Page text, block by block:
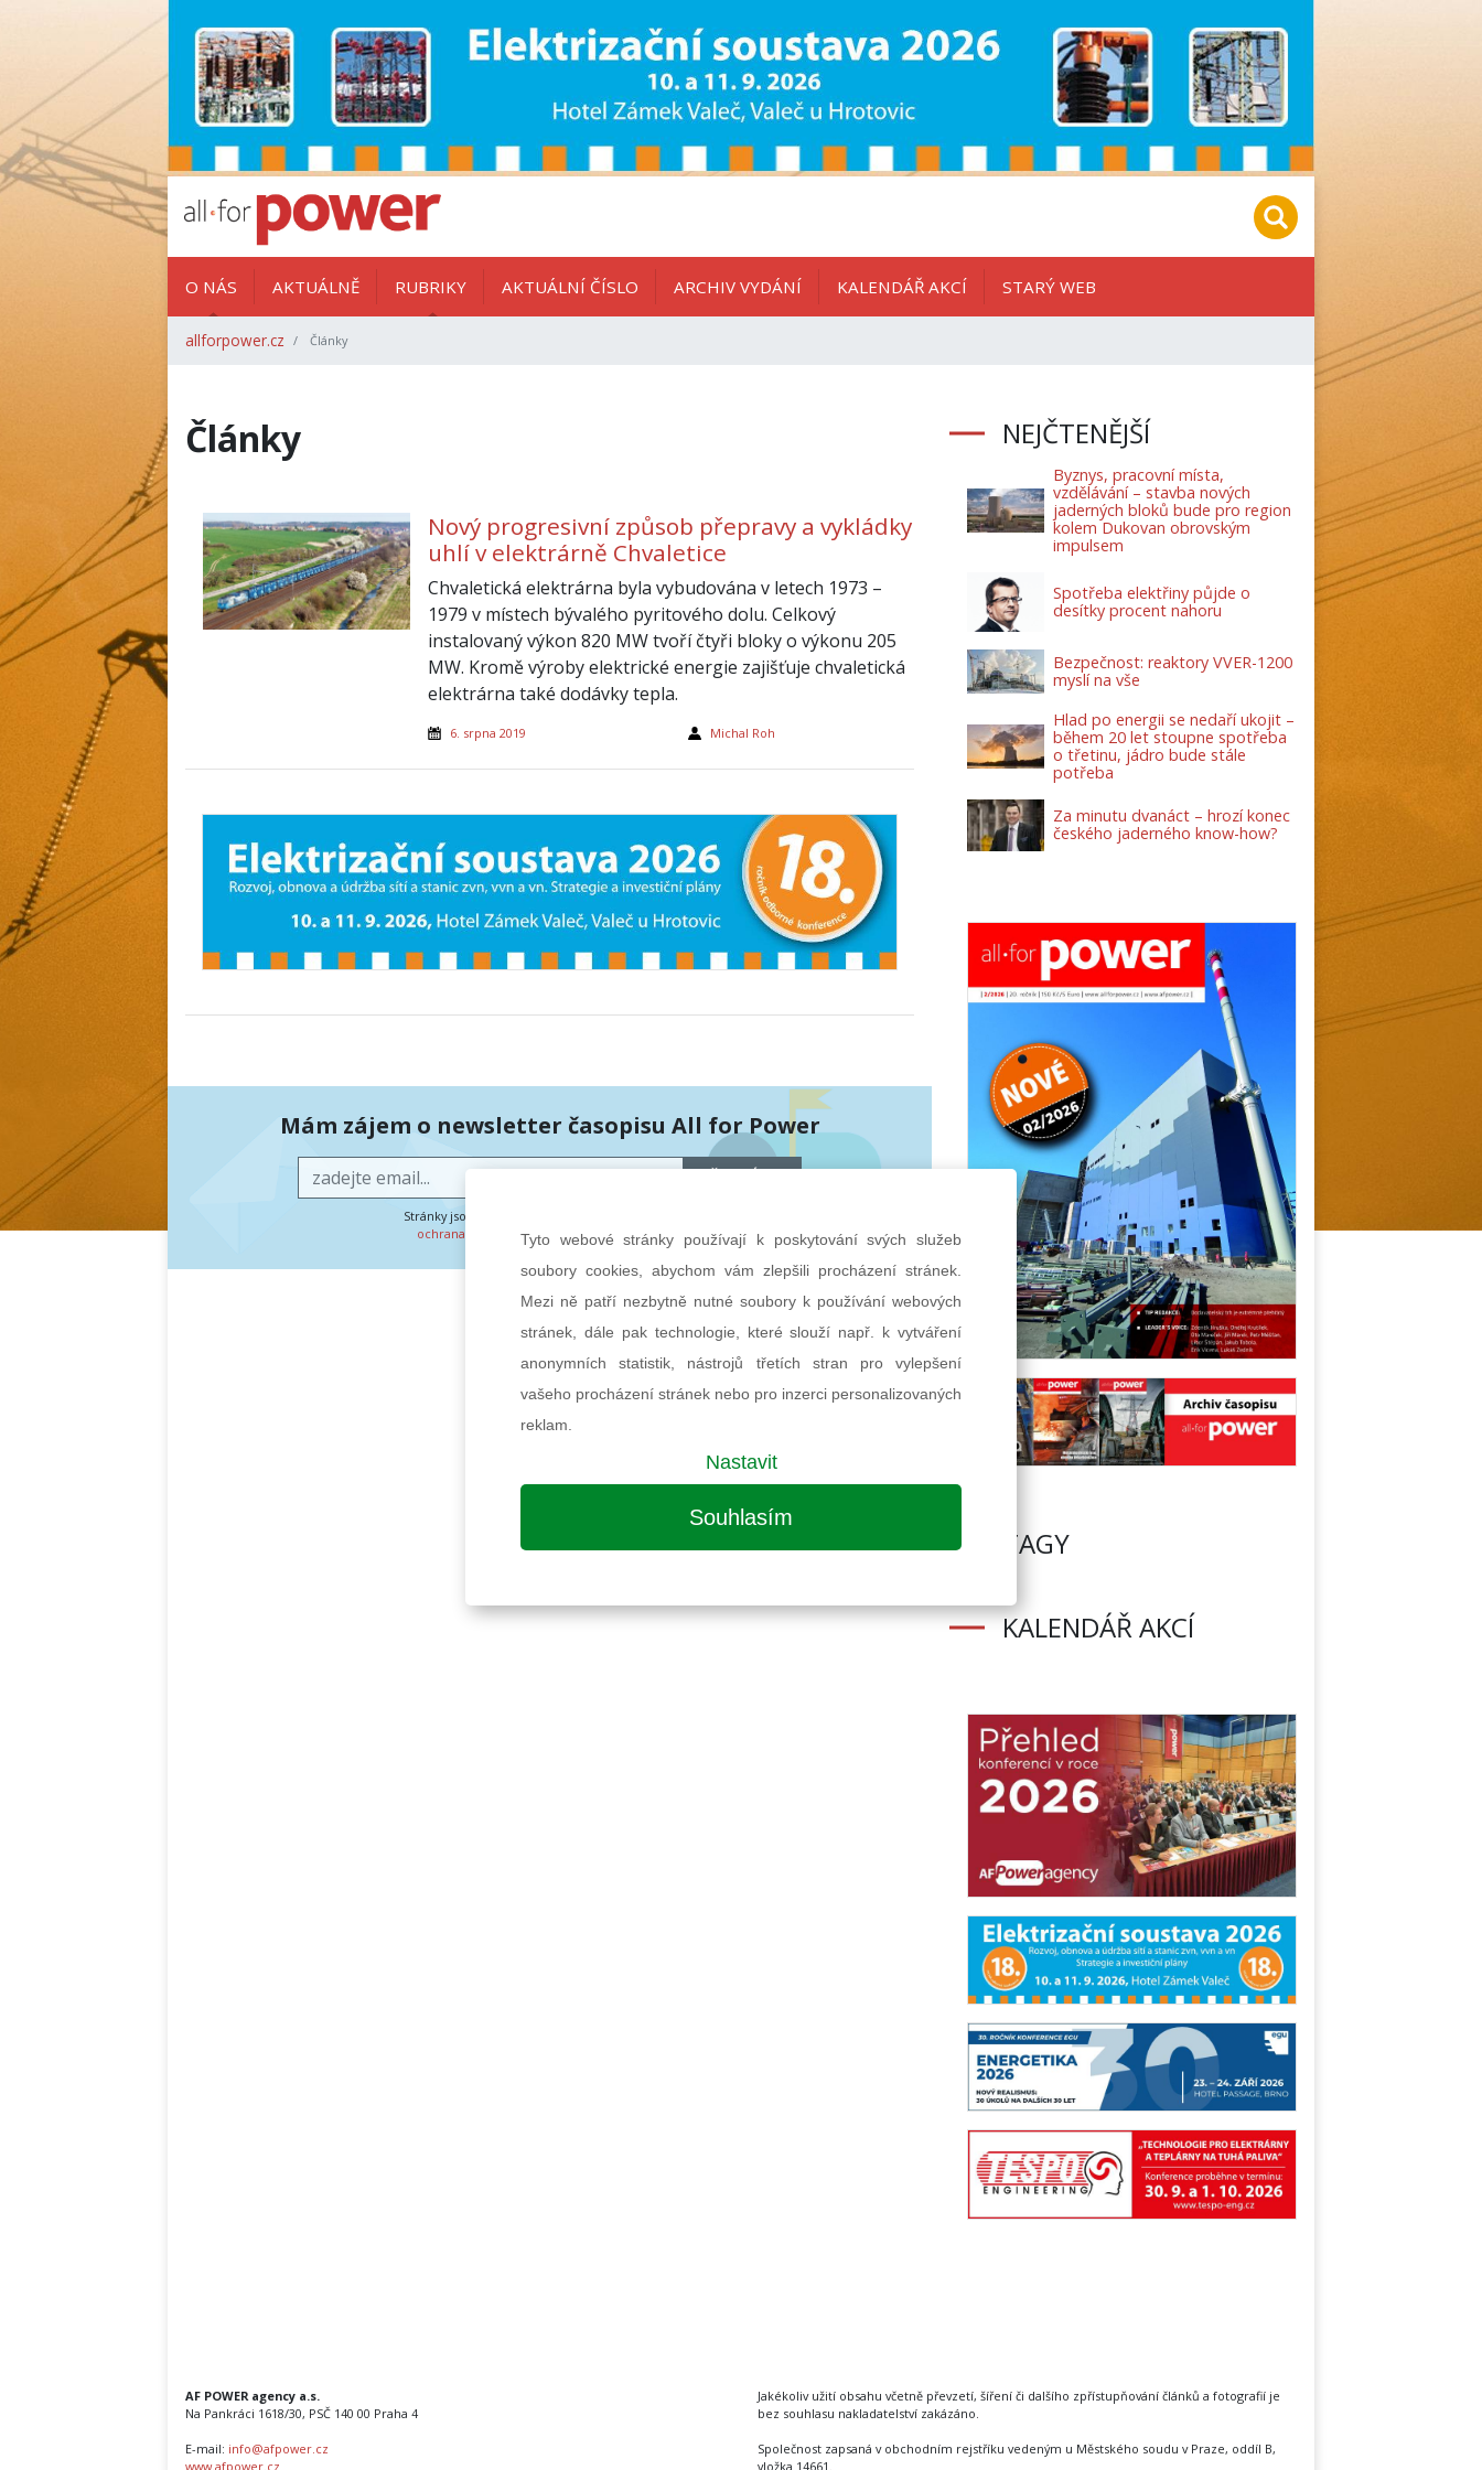
O NÁS AKTUÁLNĚ RUBRIKY AKTUÁLNÍ ČÍSLO ARCHIV VYDÁNÍ KALENDÁŘ AKCÍ STARÝ WEB
allforpower.cz Články
Články
Nový progresivní způsob přepravy a vykládky
uhlí v elektrárně Chvaletice
Chvaletická elektrárna byla vybudována v letech 1973 –
1979 v místech bývalého pyritového dolu. Celkový
instalovaný výkon 820 MW tvoří čtyři bloky o výkonu 205
MW. Kromě výroby elektrické energie zajišťuje chvaletická
elektrárna také dodávky tepla.
6. srpna 2019 Michal Roh
Mám zájem o newsletter časopisu All for Power
Stránky jsou chráněny službou Google reCAPTCHA
ochrana osobních údajů asmluvní podmínky
NEJČTENĚJŠÍ
Byznys, pracovní místa,
vzdělávání – stavba nových
jaderných bloků bude pro region
kolem Dukovan obrovským
impulsem
Spotřeba elektřiny půjde o
desítky procent nahoru
Bezpečnost: reaktory VVER-1200
myslí na vše
Hlad po energii se nedaří ukojit –
během 20 let stoupne spotřeba
o třetinu, jádro bude stále
potřeba
Za minutu dvanáct – hrozí konec
českého jaderného know-how?
TAGY
KALENDÁŘ AKCÍ
AF POWER agency a.s.
Na Pankráci 1618/30, PSČ 140 00 Praha 4
E-mail: info@afpower.cz
www.afpower.cz
Jakékoliv užití obsahu včetně převzetí, šíření či dalšího zpřístupňování článků a fotografií je
bez souhlasu nakladatelství zakázáno.
Společnost zapsaná v obchodním rejstříku vedeným u Městského soudu v Praze, oddíl B,
vložka 14661.
Tyto webové stránky používají k poskytování svých služeb
soubory cookies, abychom vám zlepšili procházení stránek.
Mezi ně patří nezbytně nutné soubory k používání webových
stránek, dále pak technologie, které slouží např. k vytváření
anonymních statistik, nástrojů třetích stran pro vylepšení
vašeho procházení stránek nebo pro inzerci personalizovaných
reklam.
Nastavit
Souhlasím